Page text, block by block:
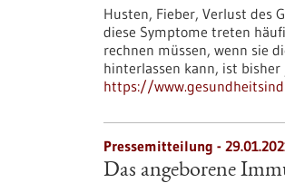
Husten, Fieber, Verlust des
diese Symptome treten
rechnen müssen, wenn sie
hinterlassen kann, ist
https://
Pressemitteilung -
Das angeborene